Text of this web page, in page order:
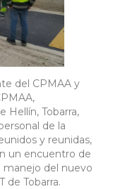
del CPMAA y
Hellín, Tobarra,
de la
y reunidas,
un encuentro de
manejo del nuevo
de Tobarra.